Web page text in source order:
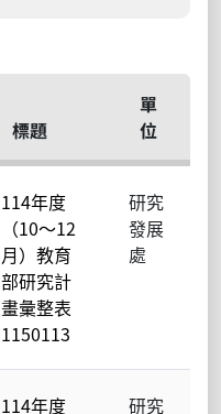
標題
單
位
114年度
（10～12
月）教育
部研究計
畫彙整表
1150113
研究
發展
處
114年度
研究